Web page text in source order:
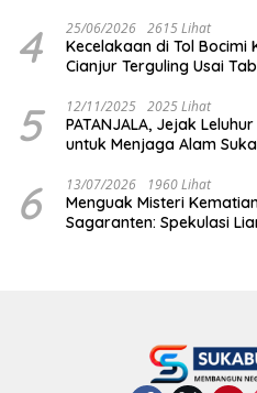
4 25/06/2026 2615 Lihat
Kecelakaan di Tol Bocimi
Cianjur Terguling Usai
5 12/11/2025 2025 Lihat
PATANJALA, Jejak
untuk Menjaga Alam
6 13/07/2026 1960 Lihat
Menguak Misteri
Sagaranten: Spekulasi